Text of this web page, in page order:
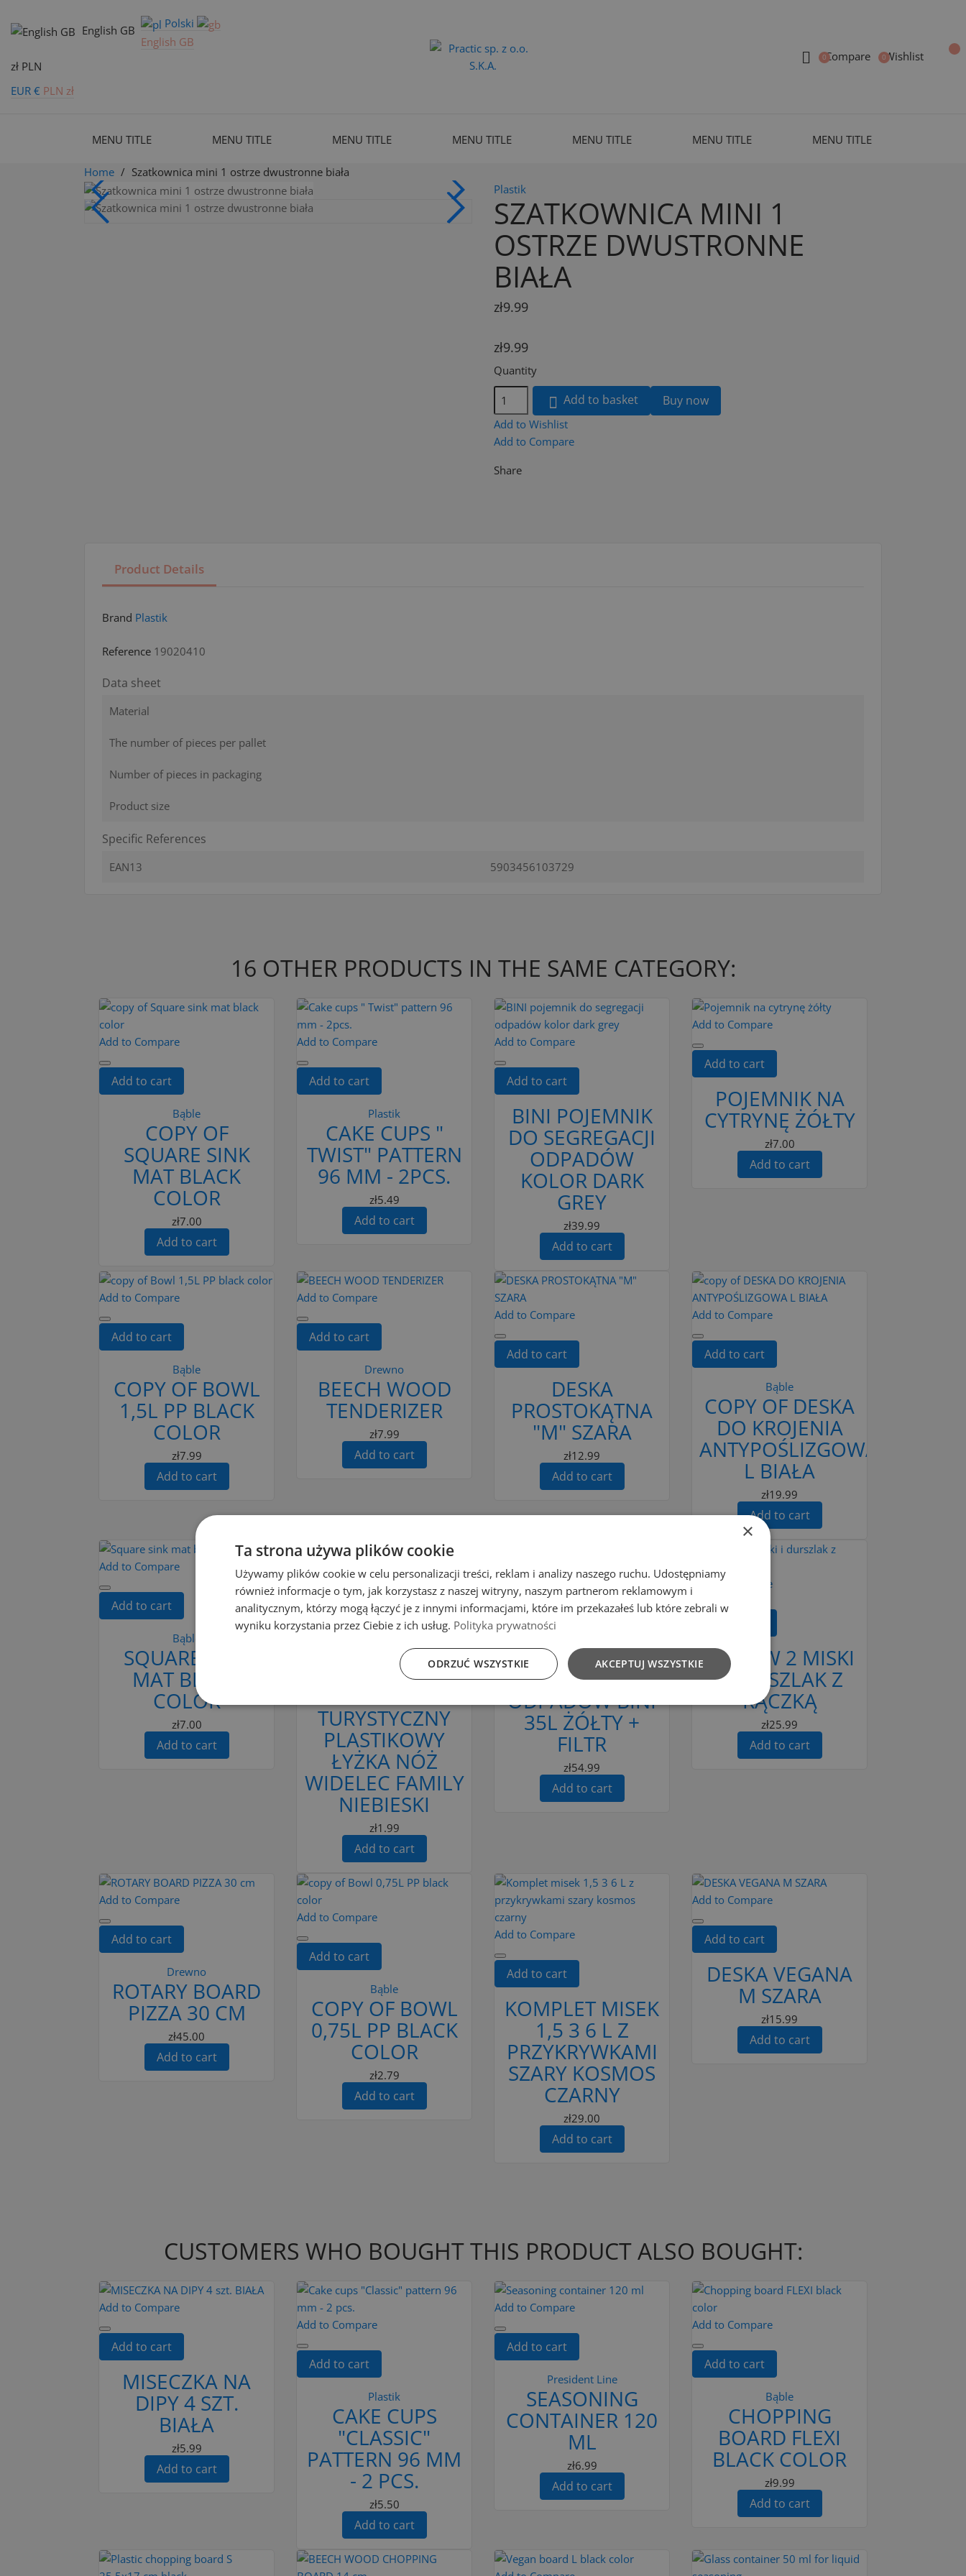
English GB
Polski
English GB
zł PLN
EUR € PLN zł
Compare Wishlist
MENU TITLE MENU TITLE MENU TITLE MENU TITLE MENU TITLE MENU TITLE MENU TITLE
Home
Szatkownica mini 1 ostrze dwustronne biała
Plastik
SZATKOWNICA MINI 1
OSTRZE DWUSTRONNE
BIAŁA
zł9.99
zł9.99
Quantity
 Add to basket Buy now
Add to Wishlist
Add to Compare
Share
Product Details
Brand Plastik
Reference 19020410
Data sheet
Material
The number of pieces per pallet
Number of pieces in packaging
Product size
Specific References
EAN13 5903456103729
16 OTHER PRODUCTS IN THE SAME CATEGORY:
Add to Compare
Add to cart
Bąble
COPY OF
SQUARE SINK
MAT BLACK
COLOR
zł7.00
Add to cart
Add to Compare
Add to cart
Plastik
CAKE CUPS "
TWIST" PATTERN
96 MM - 2PCS.
zł5.49
Add to cart
Add to Compare
Add to cart
BINI POJEMNIK
DO SEGREGACJI
ODPADÓW
KOLOR DARK
GREY
zł39.99
Add to cart
Add to Compare
Add to cart
POJEMNIK NA
CYTRYNĘ ŻÓŁTY
zł7.00
Add to cart
Add to Compare
Add to cart
Bąble
COPY OF BOWL
1,5L PP BLACK
COLOR
zł7.99
Add to cart
Add to Compare
Add to cart
Drewno
BEECH WOOD
TENDERIZER
zł7.99
Add to cart
Add to Compare
Add to cart
DESKA
PROSTOKĄTNA
"M" SZARA
zł12.99
Add to cart
Add to Compare
Add to cart
Bąble
COPY OF DESKA
DO KROJENIA
ANTYPOŚLIZGOWA
L BIAŁA
zł19.99
Add to cart
Add to Compare
Add to cart
Bąble
SQUARE SINK
MAT BLACK
COLOR
zł7.00
Add to cart
Add to Compare
ZESTAW
TURYSTYCZNY
PLASTIKOWY
ŁYŻKA NÓŻ
WIDELEC FAMILY
NIEBIESKI
zł1.99
Add to cart
Add to Compare
Add to cart
POJEMNIK KOSZ
DO SEGREGACJI
ODPADÓW BINI
35L ŻÓŁTY +
FILTR
zł54.99
Add to cart
Add to Compare
ZESTAW 2 MISKI
I DURSZLAK Z
RĄCZKĄ
zł25.99
Add to cart
Add to Compare
Add to cart
Drewno
ROTARY BOARD
PIZZA 30 CM
zł45.00
Add to cart
Add to Compare
Add to cart
Bąble
COPY OF BOWL
0,75L PP BLACK
COLOR
zł2.79
Add to cart
Add to Compare
Add to cart
KOMPLET MISEK
1,5 3 6 L Z
PRZYKRYWKAMI
SZARY KOSMOS
CZARNY
zł29.00
Add to cart
Add to Compare
Add to cart
DESKA VEGANA
M SZARA
zł15.99
Add to cart
CUSTOMERS WHO BOUGHT THIS PRODUCT ALSO BOUGHT:
Add to Compare
Add to cart
MISECZKA NA
DIPY 4 SZT.
BIAŁA
zł5.99
Add to cart
Add to Compare
Add to cart
Plastik
CAKE CUPS
"CLASSIC"
PATTERN 96 MM
- 2 PCS.
zł5.50
Add to cart
Add to Compare
Add to cart
President Line
SEASONING
CONTAINER 120
ML
zł6.99
Add to cart
Add to Compare
Add to cart
Bąble
CHOPPING
BOARD FLEXI
BLACK COLOR
zł9.99
Add to cart
×
Ta strona używa plików cookie
Używamy plików cookie w celu personalizacji treści, reklam i analizy naszego ruchu. Udostępniamy
również informacje o tym, jak korzystasz z naszej witryny, naszym partnerom reklamowym i
analitycznym, którzy mogą łączyć je z innymi informacjami, które im przekazałeś lub które zebrali w
wyniku korzystania przez Ciebie z ich usług. Polityka prywatności
AKCEPTUJ WSZYSTKIE
ODRZUĆ WSZYSTKIE